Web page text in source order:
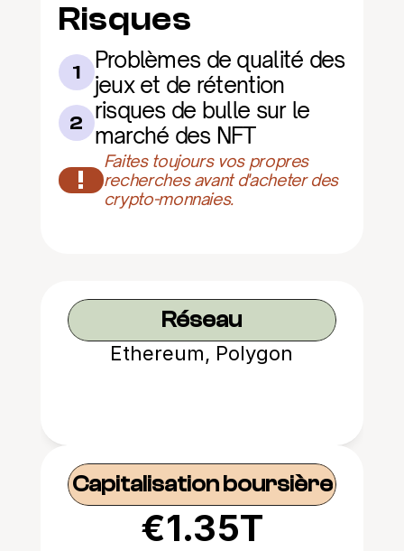
Risques
1
Problèmes de qualité des
jeux et de rétention
2 risques de bulle sur le
marché des NFT
!
Faites toujours vos propres
recherches avant d'acheter des
crypto-monnaies.
Réseau
Ethereum, Polygon
Capitalisation boursière
€1.35T